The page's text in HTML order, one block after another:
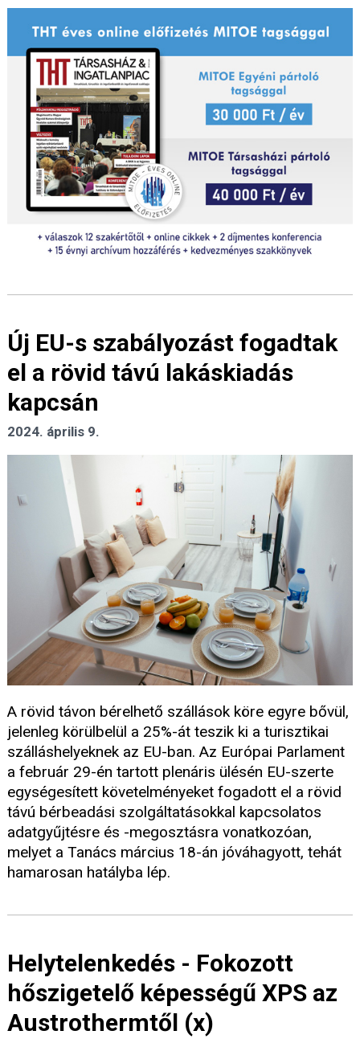
Új EU-s szabályozást fogadtak
el a rövid távú lakáskiadás
kapcsán
2024. április 9.
A rövid távon bérelhető szállások köre egyre bővül,
jelenleg körülbelül a 25%-át teszik ki a turisztikai
szálláshelyeknek az EU-ban. Az Európai Parlament
a február 29-én tartott plenáris ülésén EU-szerte
egységesített követelményeket fogadott el a rövid
távú bérbeadási szolgáltatásokkal kapcsolatos
adatgyűjtésre és -megosztásra vonatkozóan,
melyet a Tanács március 18-án jóváhagyott, tehát
hamarosan hatályba lép.
Helytelenkedés - Fokozott
hőszigetelő képességű XPS az
Austrothermtől (x)